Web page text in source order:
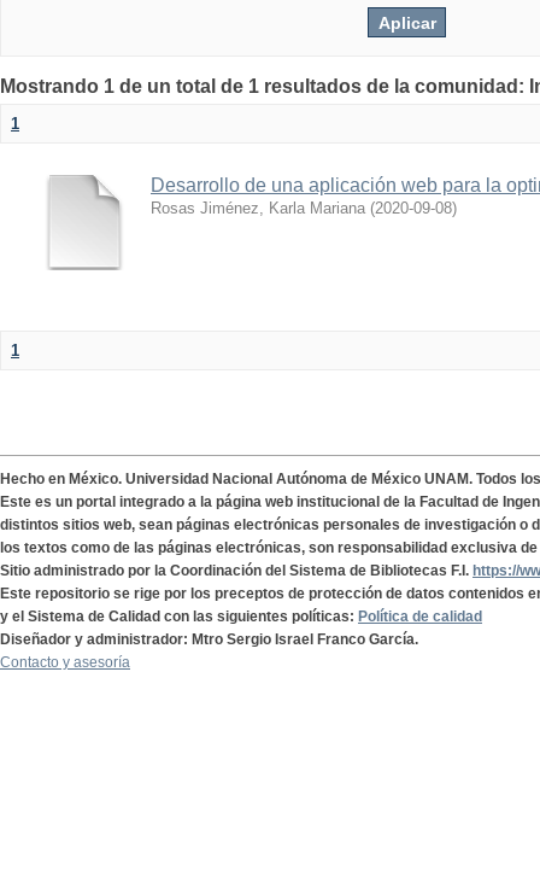
Mostrando 1 de un total de 1 resultados de la comunidad:
1
Desarrollo de una aplicación web para la
Rosas Jiménez, Karla Mariana (2020-09-08)
1
Hecho en México. Universidad Nacional Autónoma de México UNAM. Todos
Este es un portal integrado a la página web institucional de la Facultad de
distintos sitios web, sean páginas electrónicas personales de investigación o
los textos como de las páginas electrónicas, son responsabilidad exclusiva
Sitio administrado por la Coordinación del Sistema de Bibliotecas F.I. https://
Este repositorio se rige por los preceptos de protección de datos contenidos
y el Sistema de Calidad con las siguientes políticas: Política de calidad
Diseñador y administrador: Mtro Sergio Israel Franco García.
Contacto y asesoría